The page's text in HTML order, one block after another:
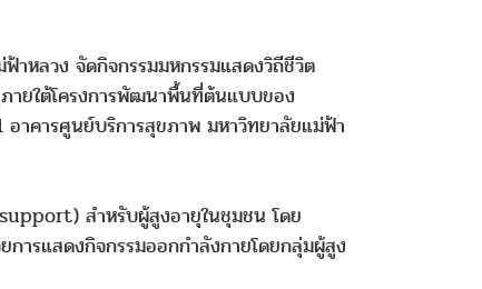
หลวง จัดกิจกรรมมหกรรมแสดงวิถีชีวิต
ายใต้โครงการพัฒนาพื้นที่ต้นแบบของ
าคารศูนย์บริการสุขภาพ มหาวิทยาลัยแม่ฟ้า
สำหรับผู้สูงอายุในชุมชน โดย
ารแสดงกิจกรรมออกกำลังกายโดยกลุ่มผู้สูง